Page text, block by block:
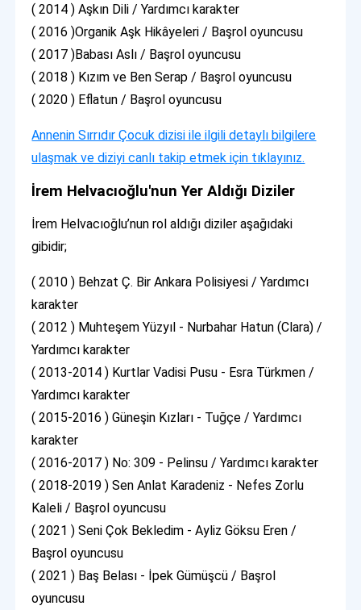
( 2014 ) Aşkın Dili / Yardımcı karakter
( 2016 )Organik Aşk Hikâyeleri / Başrol oyuncusu
( 2017 )Babası Aslı / Başrol oyuncusu
( 2018 ) Kızım ve Ben Serap / Başrol oyuncusu
( 2020 ) Eflatun / Başrol oyuncusu
Annenin Sırrıdır Çocuk dizisi ile ilgili detaylı bilgilere
ulaşmak ve diziyi canlı takip etmek için tıklayınız.
İrem Helvacıoğlu'nun Yer Aldığı Diziler
İrem Helvacıoğlu’nun rol aldığı diziler aşağıdaki
gibidir;
( 2010 ) Behzat Ç. Bir Ankara Polisiyesi / Yardımcı
karakter
( 2012 ) Muhteşem Yüzyıl - Nurbahar Hatun (Clara) /
Yardımcı karakter
( 2013-2014 ) Kurtlar Vadisi Pusu - Esra Türkmen /
Yardımcı karakter
( 2015-2016 ) Güneşin Kızları - Tuğçe / Yardımcı
karakter
( 2016-2017 ) No: 309 - Pelinsu / Yardımcı karakter
( 2018-2019 ) Sen Anlat Karadeniz - Nefes Zorlu
Kaleli / Başrol oyuncusu
( 2021 ) Seni Çok Bekledim - Ayliz Göksu Eren /
Başrol oyuncusu
( 2021 ) Baş Belası - İpek Gümüşcü / Başrol
oyuncusu